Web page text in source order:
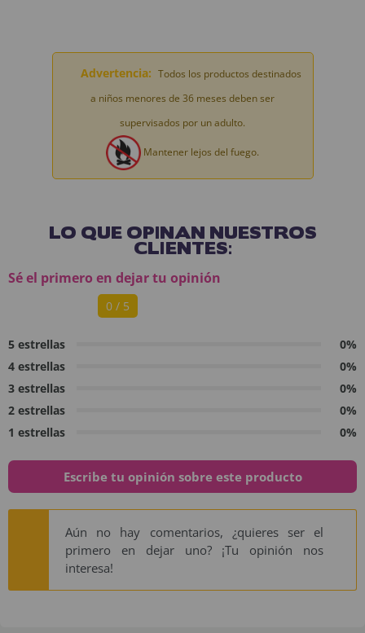
Advertencia: Todos los productos destinados
a niños menores de 36 meses deben ser
supervisados por un adulto.
Mantener lejos del fuego.
LO QUE OPINAN NUESTROS
CLIENTES:
Sé el primero en dejar tu opinión
0 / 5
5 estrellas
0%
4 estrellas
0%
3 estrellas
0%
2 estrellas
0%
1 estrellas
0%
Escribe tu opinión sobre este producto
Aún no hay comentarios, ¿quieres ser el
primero en dejar uno? ¡Tu opinión nos
interesa!